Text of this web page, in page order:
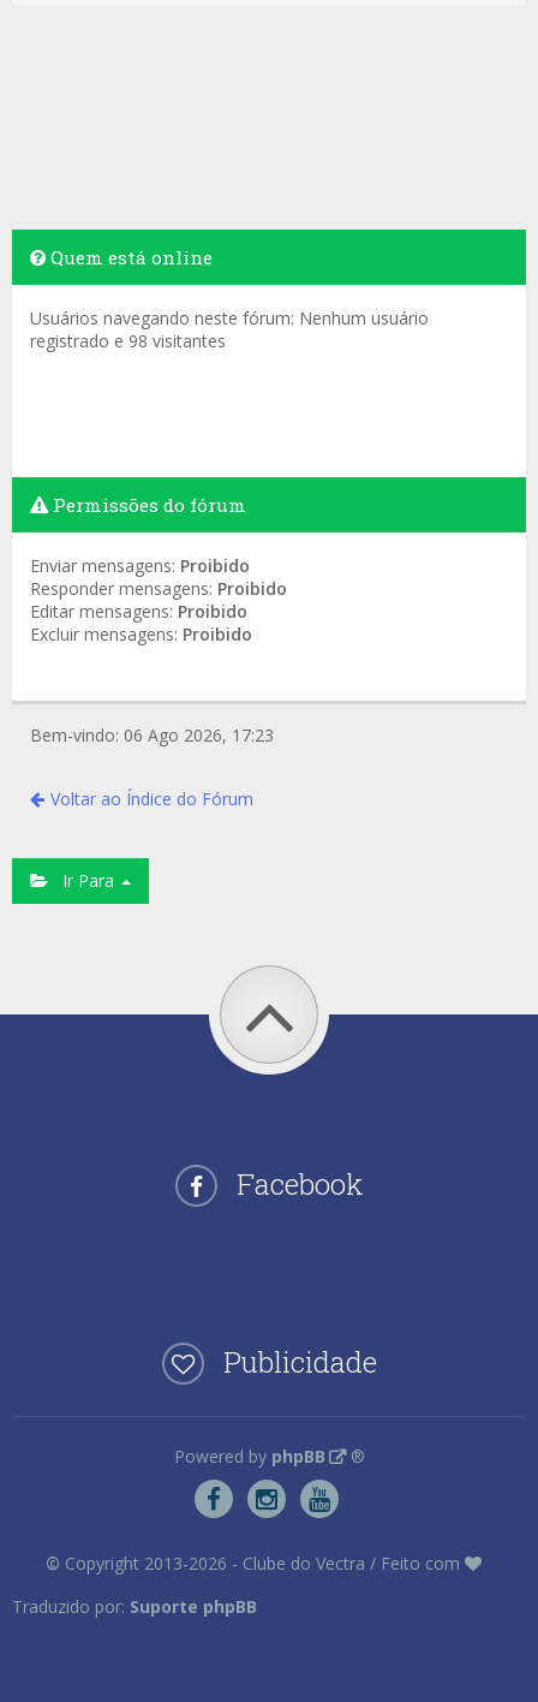
Quem está online
Usuários navegando neste fórum: Nenhum usuário
registrado e 98 visitantes
Permissões do fórum
Enviar mensagens: Proibido
Responder mensagens: Proibido
Editar mensagens: Proibido
Excluir mensagens: Proibido
Bem-vindo: 06 Ago 2026, 17:23
Voltar ao Índice do Fórum
Ir Para
Facebook
Publicidade
Powered by phpBB ®
© Copyright 2013-2026 - Clube do Vectra / Feito com
Traduzido por: Suporte phpBB